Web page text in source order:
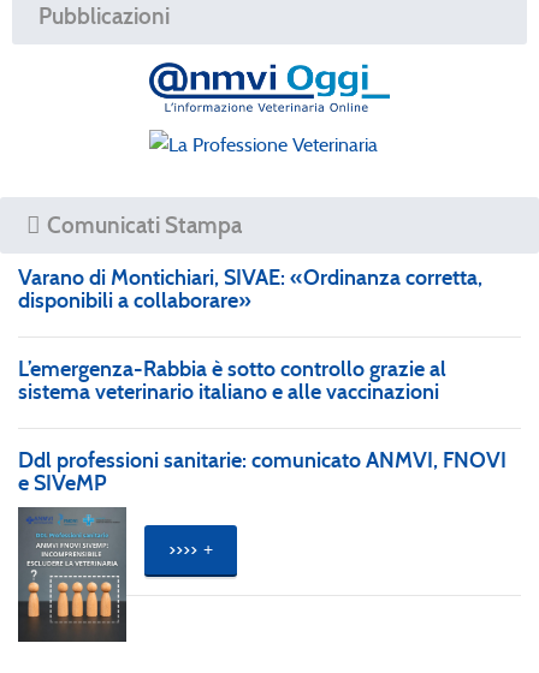
Pubblicazioni
Comunicati Stampa
Varano di Montichiari, SIVAE: «Ordinanza corretta,
disponibili a collaborare»
L’emergenza-Rabbia è sotto controllo grazie al
sistema veterinario italiano e alle vaccinazioni
Ddl professioni sanitarie: comunicato ANMVI, FNOVI
e SIVeMP
>>>>